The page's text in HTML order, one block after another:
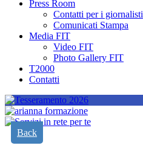
Press Room
Contatti per i giornalisti
Comunicati Stampa
Media FIT
Video FIT
Photo Gallery FIT
T2000
Contatti
Back